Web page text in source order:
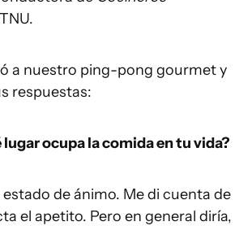
a nuestro ping-pong gourmet y
respuestas:
lugar ocupa la comida en tu vida?
de ánimo. Me di cuenta de
el apetito. Pero en general diría,